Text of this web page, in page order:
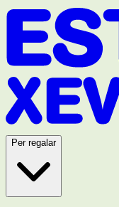
Per regalar